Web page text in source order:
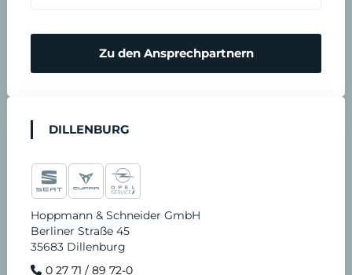
Zu den Ansprechpartnern
DILLENBURG
Hoppmann & Schneider GmbH
Berliner Straße 45
35683 Dillenburg
0 27 71 / 89 72-0